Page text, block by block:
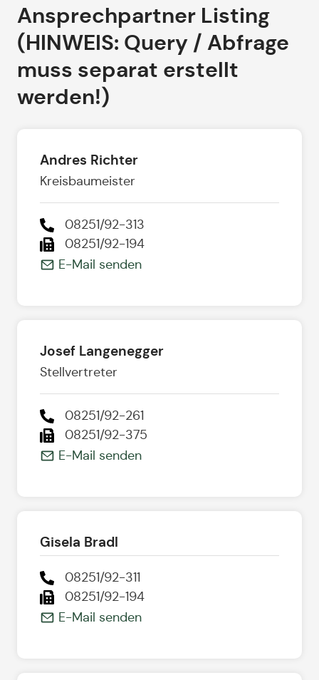
Ansprechpartner Listing
(HINWEIS: Query / Abfrage
muss separat erstellt
werden!)
Andres Richter
Kreisbaumeister
08251/92-313
08251/92-194
E-Mail senden
Josef Langenegger
Stellvertreter
08251/92-261
08251/92-375
E-Mail senden
Gisela Bradl
08251/92-311
08251/92-194
E-Mail senden